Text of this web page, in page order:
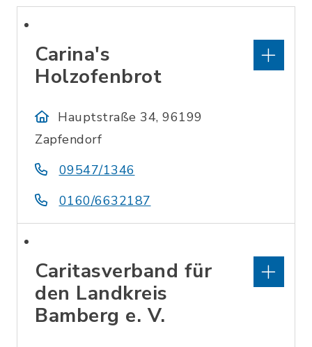
Carina's
Holzofenbrot
Hauptstraße 34, 96199
Zapfendorf
09547/1346
0160/6632187
Caritasverband für
den Landkreis
Bamberg e. V.